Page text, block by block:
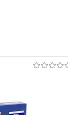
Сравнение